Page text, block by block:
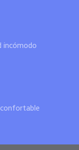
incómodo
confortable